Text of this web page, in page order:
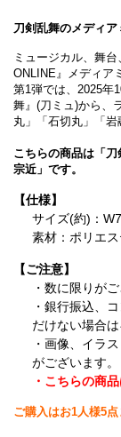
刀剣乱舞のメディア
ミュージカル、舞
ONLINE』メディア
第1弾では、2025年
舞』(刀ミュ)から、
丸」「石切丸」「岩
こちらの商品は「
宗近」です。
【仕様】
サイズ(約)：
素材：ポリエ
【ご注意】
・数に限りが
・銀行振込、
だけない場合
・画像、イラ
がございます。
・こちらの商
ご購入はお1人様5点